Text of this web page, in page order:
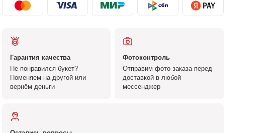
Гарантия качества
Не понравился букет?
Поменяем на другой или
вернём деньги
Фотоконтроль
Отправим фото заказа перед
доставкой в любой
мессенджер